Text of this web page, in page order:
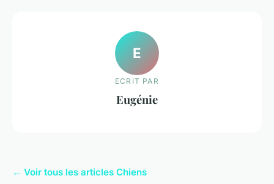
E
ECRIT PAR
Eugénie
← Voir tous les articles Chiens